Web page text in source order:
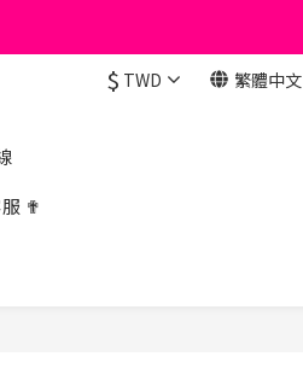
$ TWD 繁體中文
✟